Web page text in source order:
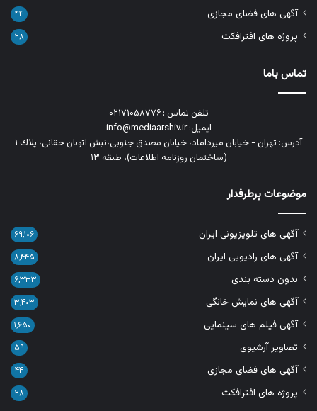
آگهی های فضای مجازی ۴۴
پروژه های افترافکت ۲۸
تماس باما
تلفن تماس : ۰۲۱۷۱۰۵۸۷۷۶
ایمیل: info@mediaarshiv.ir
آدرس: تهران - خیابان میرداماد، خیابان مصدق جنوبی،نبش اتوبان حقانی، پلاك ١
(ساختمان روزنامه اطلاعات)، طبقه ۱۳
موضوعات پرطرفدار
آگهی های تلویزیونی ایران ۶۹,۱۰۶
آگهی های رادیویی ایران ۸,۴۴۵
بدون دسته بندی ۶,۳۳۳
آگهی های نمایش خانگی ۳,۴۰۳
آگهی فیلم های سینمایی ۱,۶۵۰
تصاویر آرشیوی ۵۹
آگهی های فضای مجازی ۴۴
پروژه های افترافکت ۲۸